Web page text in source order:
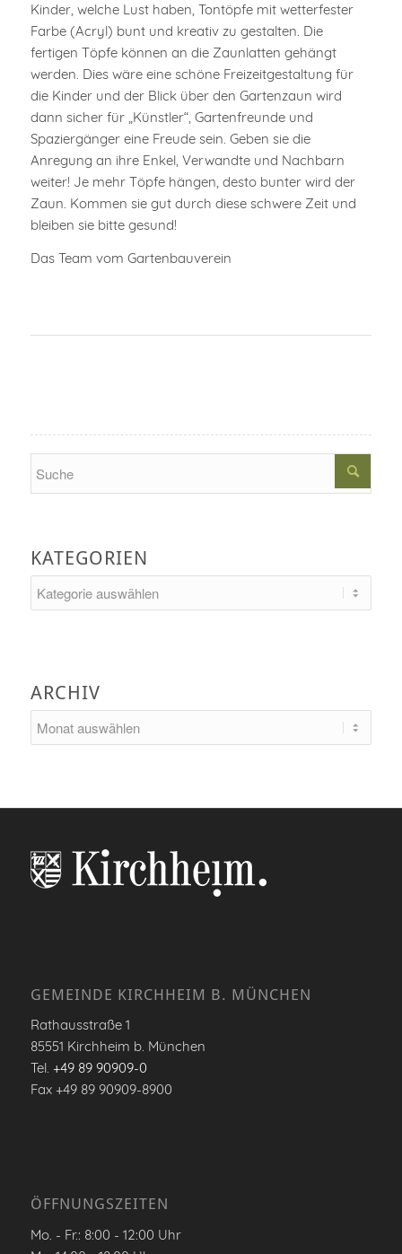
Kinder, welche Lust haben, Tontöpfe mit wetterfester
Farbe (Acryl) bunt und kreativ zu gestalten. Die
fertigen Töpfe können an die Zaunlatten gehängt
werden. Dies wäre eine schöne Freizeitgestaltung für
die Kinder und der Blick über den Gartenzaun wird
dann sicher für „Künstler“, Gartenfreunde und
Spaziergänger eine Freude sein. Geben sie die
Anregung an ihre Enkel, Verwandte und Nachbarn
weiter! Je mehr Töpfe hängen, desto bunter wird der
Zaun. Kommen sie gut durch diese schwere Zeit und
bleiben sie bitte gesund!
Das Team vom Gartenbauverein
KATEGORIEN
ARCHIV
GEMEINDE KIRCHHEIM B. MÜNCHEN
Rathausstraße 1
85551 Kirchheim b. München
Tel. +49 89 90909-0
Fax +49 89 90909-8900
ÖFFNUNGSZEITEN
Mo. - Fr.: 8:00 - 12:00 Uhr